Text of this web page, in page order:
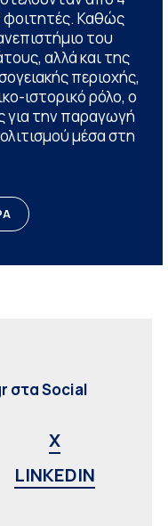
φοιτητές. Καθώς
του
αλλά και της
περιοχής,
ιστορικό ρόλο, ο
για την παραγωγή
μέσα στη
στα Social
X
LINKEDIN